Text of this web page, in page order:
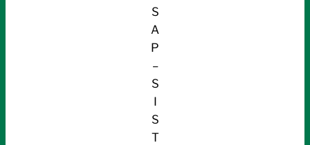
S
A
P
–
S
I
S
T